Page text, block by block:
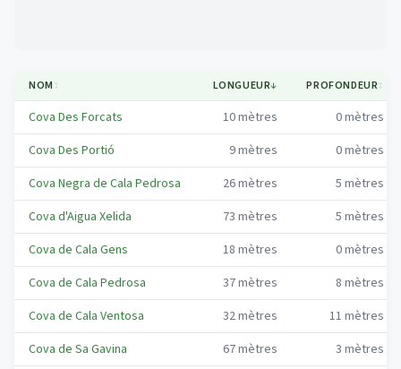
NOM ↕ LONGUEUR↓ PROFONDEUR↕
Cova Des Forcats 10mètres 0mètres
Cova Des Portió
9mètres 0mètres
Cova Negra de Cala Pedrosa
26mètres 5 mètres
Cova d'Aigua Xelida
73 mètres 5 mètres
Cova de Cala Gens
18 mètres 0mètres
Cova de Cala Pedrosa
37mètres 8 mètres
Cova de Cala Ventosa
32mètres 11 mètres
Cova de Sa Gavina
67mètres 3 mètres